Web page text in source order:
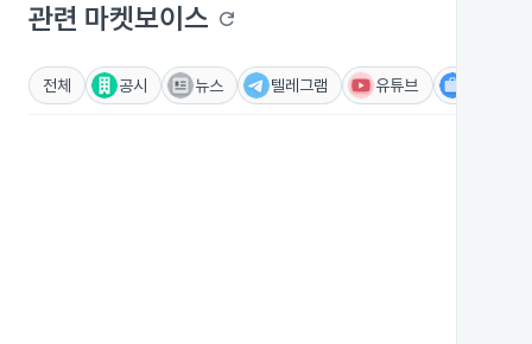
관련 마켓보이스 refresh
전체 공시 뉴스 텔레그램 유튜브